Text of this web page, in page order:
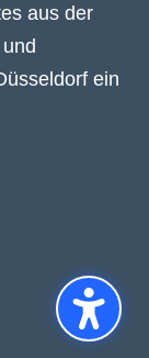
aus der
ein